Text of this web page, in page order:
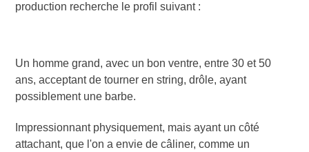
production recherche le profil suivant :
Un homme grand, avec un bon ventre, entre 30 et 50
ans, acceptant de tourner en string, drôle, ayant
possiblement une barbe.
Impressionnant physiquement, mais ayant un côté
attachant, que l'on a envie de câliner, comme un